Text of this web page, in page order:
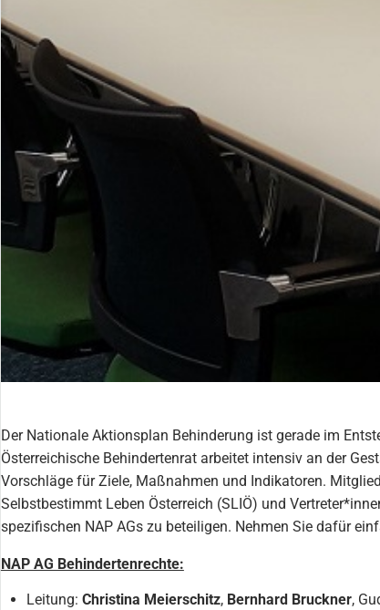
Der Nationale Aktionsplan Behinderung ist gerade im
Österreichische Behindertenrat arbeitet intensiv an der
Vorschläge für Ziele, Maßnahmen und Indikatoren.
Selbstbestimmt Leben Österreich (SLIÖ) und
spezifischen NAP AGs zu beteiligen. Nehmen Sie dafür
NAP AG Behindertenrechte:
Leitung: Christina Meierschitz, Bernhard Bruckner,